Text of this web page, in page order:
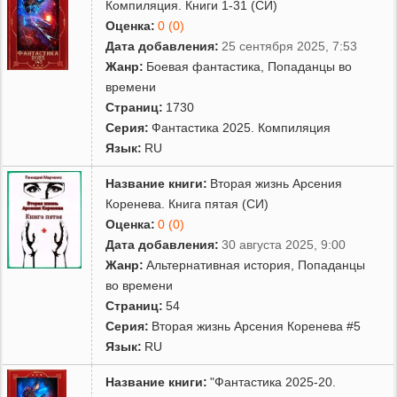
Компиляция. Книги 1-31 (СИ)
Оценка: 0 (0)
Дата добавления: 25 сентября 2025, 7:53
Жанр: Боевая фантастика
Попаданцы во
времени
Страниц: 1730
Серия: Фантастика 2025. Компиляция
Язык: RU
Название книги: Вторая жизнь Арсения
Коренева. Книга пятая (СИ)
Оценка: 0 (0)
Дата добавления: 30 августа 2025, 9:00
Жанр: Альтернативная история
Попаданцы
во времени
Страниц: 54
Серия: Вторая жизнь Арсения Коренева #5
Язык: RU
Название книги: "Фантастика 2025-20.